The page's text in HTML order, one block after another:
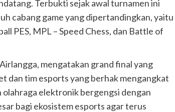
Terbukti sejak awal turnamen ini
cabang game yang dipertandingkan, yaitu
PES, MPL – Speed Chess, dan Battle of
mengatakan grand final yang
dan tim esports yang berhak mengangkat
elektronik bergengsi dengan
bagi ekosistem esports agar terus